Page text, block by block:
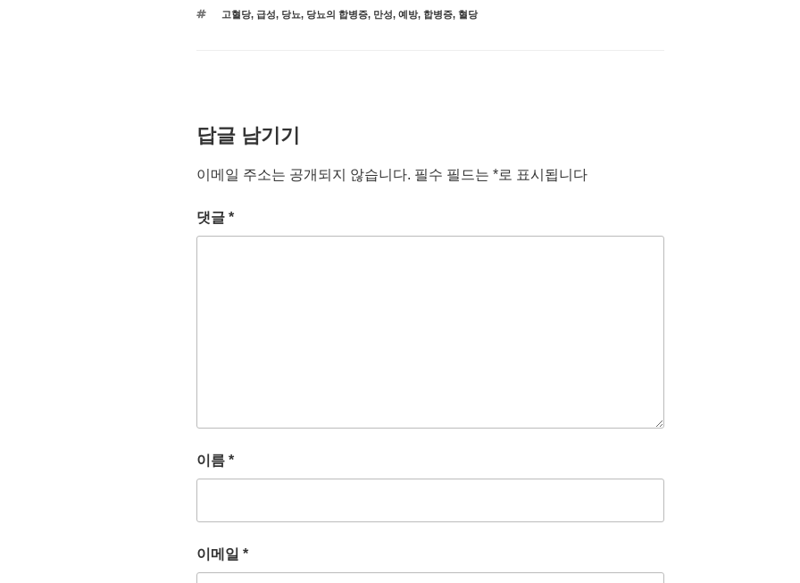
고
태
고혈당, 급성, 당뇨, 당뇨의 합병증, 만성, 예방, 합병증, 혈당
답글 남기기
이메일 주소는 공개되지 않습니다. 필수 필드는 *로 표시됩니다
댓글 *
이름 *
이메일 *